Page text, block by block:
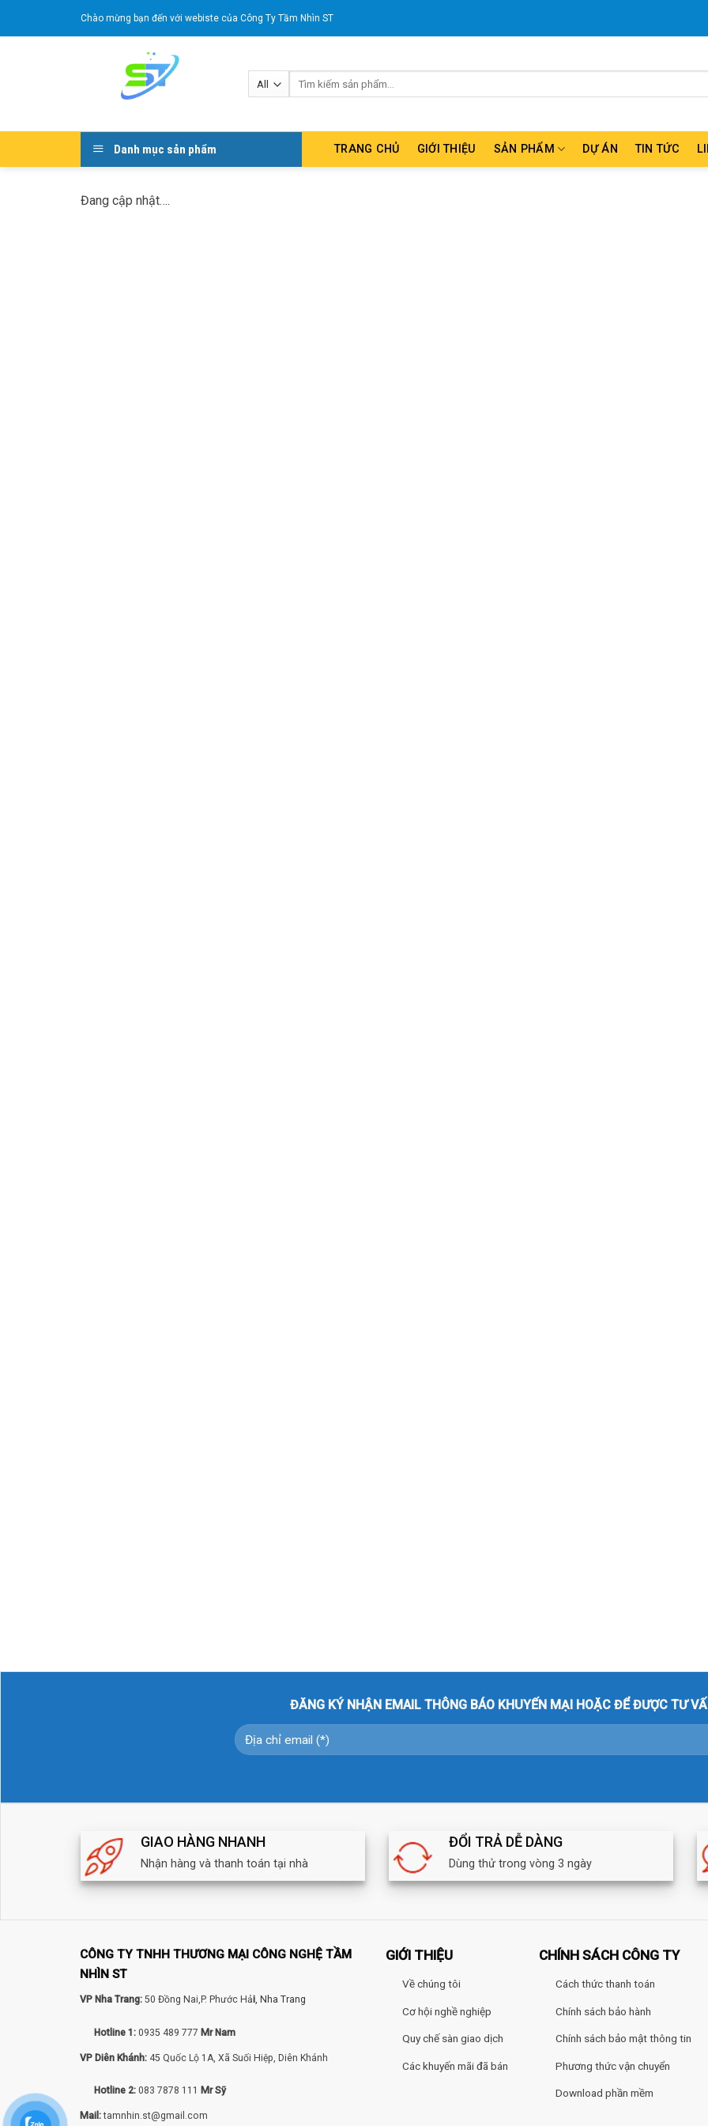
Chào mừng bạn đến với webiste của Công Ty Tầm Nhìn ST
Search
Danh mục sản phẩm TRANG CHỦ GIỚI THIỆU SẢN PHẨM DỰ ÁN TIN TỨC
Đang cập nhật….
ĐĂNG KÝ NHẬN EMAIL THÔNG BÁO KHUYẾN MẠI HOẶC ĐỂ ĐƯỢC TƯ
GIAO HÀNG NHANH
Nhận hàng và thanh toán tại nhà
ĐỔI TRẢ DỄ DÀNG
Dùng thử trong vòng 3 ngày
CÔNG TY TNHH THƯƠNG MẠI CÔNG NGHỆ TẦM
NHÌN ST
VP Nha Trang: 50 Đồng Nai,P. Phước Hải, Nha Trang
Hotline 1:0935 489 777Mr Nam
VP Diên Khánh: 45 Quốc Lộ 1A, Xã Suối Hiệp, Diên Khánh
Hotline 2:083 7878 111 Mr Sỹ
Mail:tamnhin.st@gmail.com
GIỚI THIỆU
Về chúng tôi
Cơ hội nghề nghiệp
Quy chế sàn giao dịch
Các khuyến mãi đã bán
CHÍNH SÁCH CÔNG TY
Cách thức thanh toán
Chính sách bảo hành
Chính sách bảo mật thông tin
Phương thức vận chuyển
Download phần mềm